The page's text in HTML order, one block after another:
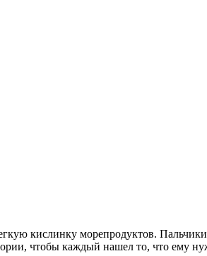
кислинку морепродуктов.
чтобы каждый нашел то, что ему